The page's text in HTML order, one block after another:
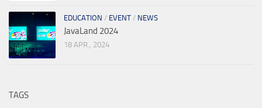
EDUCATION / EVENT / NEWS
JavaLand 2024
18 APR., 2024
TAGS